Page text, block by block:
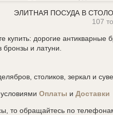
ЭЛИТНАЯ ПОСУДА В
107
дорогие
и латуни.
столиков, зеркал и
Оплаты и Доставки
то обращайтесь по